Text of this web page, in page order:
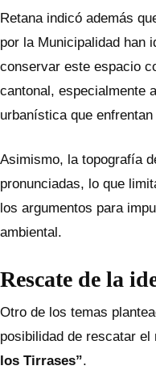
Retana indicó además
por la Municipalidad han
conservar este espacio
cantonal, especialmente
urbanística que
Asimismo, la topografía
pronunciadas, lo que
los argumentos para
ambiental.
Rescate de la
Otro de los temas
posibilidad de rescatar el
los Tirrases”.